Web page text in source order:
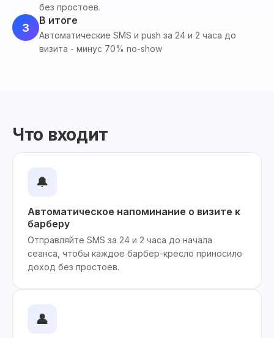
без простоев.
3
В итоге
Автоматические SMS и push за 24 и 2 часа до
визита - минус 70% no-show
Что входит
🔔
Автоматическое напоминание о визите к
барберу
Отправляйте SMS за 24 и 2 часа до начала
сеанса, чтобы каждое барбер-кресло приносило
доход без простоев.
👤